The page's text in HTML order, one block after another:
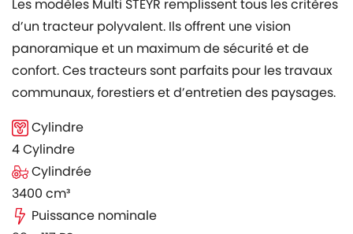
Les modèles Multi STEYR remplissent tous les critères
d’un tracteur polyvalent. Ils offrent une vision
panoramique et un maximum de sécurité et de
confort. Ces tracteurs sont parfaits pour les travaux
communaux, forestiers et d’entretien des paysages.
Cylindre
4 Cylindre
Cylindrée
3400 cm³
Puissance nominale